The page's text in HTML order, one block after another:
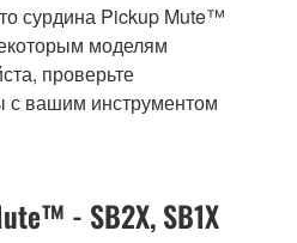
сурдина Pickup Mute™
моделям
проверьте
с вашим инструментом
- SB2X, SB1X